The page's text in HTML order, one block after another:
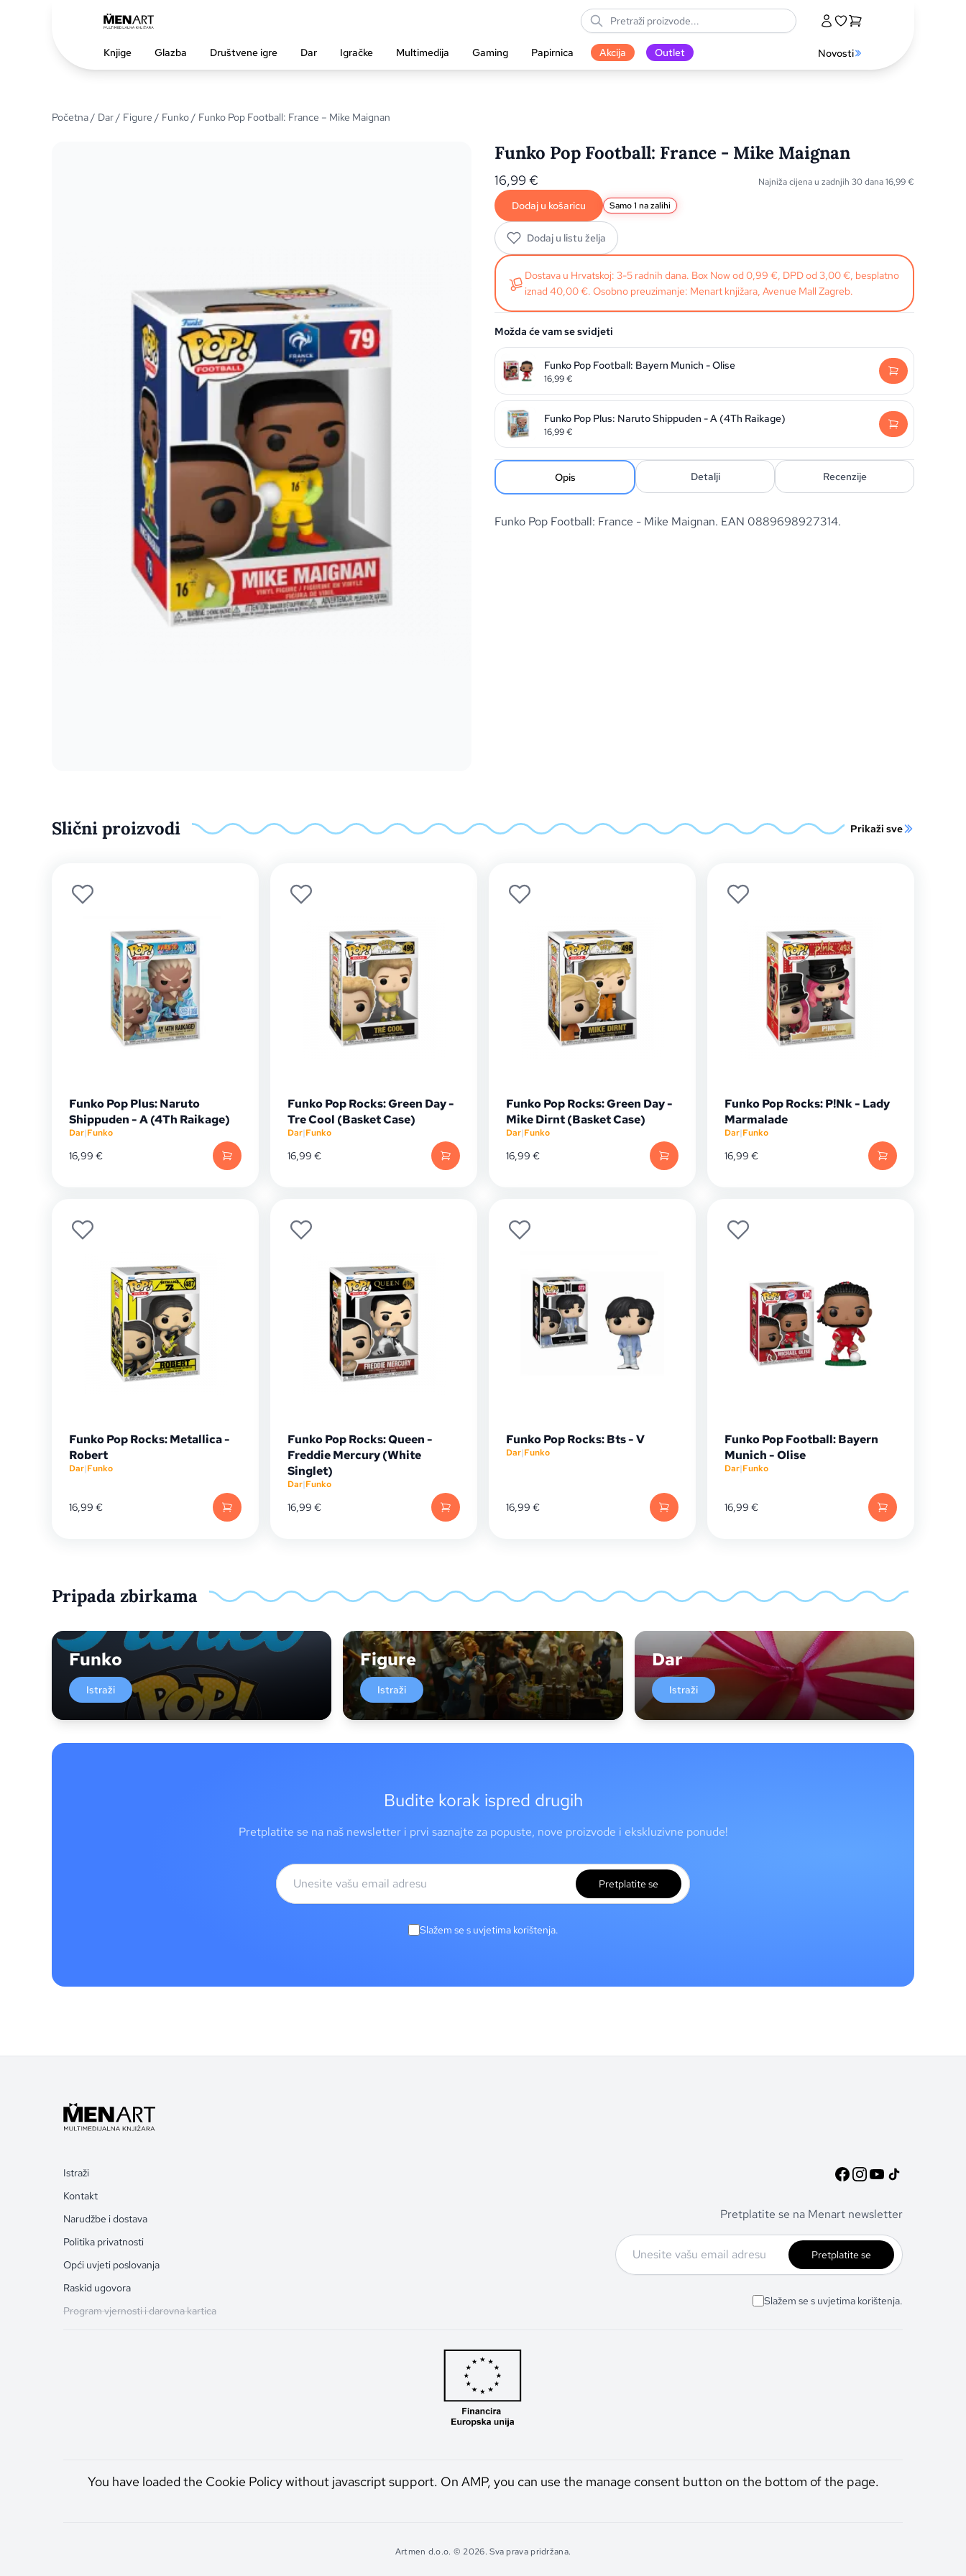
Knjige Glazba Društvene igre Dar Igračke Multimedija Gaming Papirnica Akcija Outlet Novosti
Početna/ Dar/ Figure / Funko/ Funko Pop Football: France – Mike Maignan
Funko Pop Football: France - Mike Maignan
16,99 € Najniža cijena u zadnjih 30 dana16,99€
Dodaj u košaricu Samo 1 na zalihi
Dodaj u listu želja
Dostava u Hrvatskoj: 3-5 radnih dana. Box Now od 0,99 €, DPD od 3,00 €, besplatno
iznad 40,00 €. Osobno preuzimanje: Menart knjižara, Avenue Mall Zagreb.
Možda će vam se svidjeti
Funko Pop Football: Bayern Munich - Olise
16,99€
Funko Pop Plus: Naruto Shippuden - A (4Th Raikage)
16,99€
Opis Detalji Recenzije
Funko Pop Football: France - Mike Maignan. EAN 0889698927314.
Slični proizvodi Prikaži sve
Funko Pop Plus: Naruto
Shippuden - A (4Th Raikage)
Dar|Funko
16,99 €
Funko Pop Rocks: Green Day -
Tre Cool (Basket Case)
Dar|Funko
16,99 €
Funko Pop Rocks: Green Day -
Mike Dirnt (Basket Case)
Dar|Funko
16,99 €
Funko Pop Rocks: P!Nk - Lady
Marmalade
Dar|Funko
16,99 €
Funko Pop Rocks: Metallica -
Robert
Dar|Funko
16,99 €
Funko Pop Rocks: Queen -
Freddie Mercury (White
Singlet)
Dar|Funko
16,99 €
Funko Pop Rocks: Bts - V
Dar|Funko
16,99 €
Funko Pop Football: Bayern
Munich - Olise
Dar|Funko
16,99 €
Pripada zbirkama
Funko
Istraži
Figure
Istraži
Dar
Istraži
Budite korak ispred drugih
Pretplatite se na naš newsletter i prvi saznajte za popuste, nove proizvode i ekskluzivne ponude!
Pretplatite se
Slažem se s uvjetima korištenja.
Istraži
Kontakt
Narudžbe i dostava
Politika privatnosti
Opći uvjeti poslovanja
Raskid ugovora
Program vjernosti i darovna kartica
Pretplatite se na Menart newsletter
Pretplatite se
Slažem se s uvjetima korištenja.
You have loaded the Cookie Policy without javascript support. On AMP, you can use the manage consent button on the bottom of the page.
Artmen d.o.o. © 2026. Sva prava pridržana.